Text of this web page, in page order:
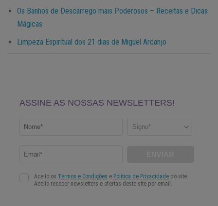
Os Banhos de Descarrego mais Poderosos – Receitas e Dicas
Mágicas
Limpeza Espiritual dos 21 dias de Miguel Arcanjo